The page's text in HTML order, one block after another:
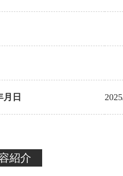
月日
紹介